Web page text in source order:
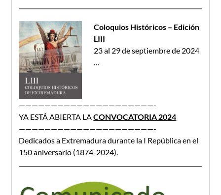
Coloquios Históricos – Edición
LIII
23 al 29 de septiembre de 2024
…
—————————————————————-
YA ESTÁ ABIERTA LACONVOCATORIA 2024
—————————————————————-
Dedicados a Extremadura durante la I República en el
150 aniversario (1874-2024).